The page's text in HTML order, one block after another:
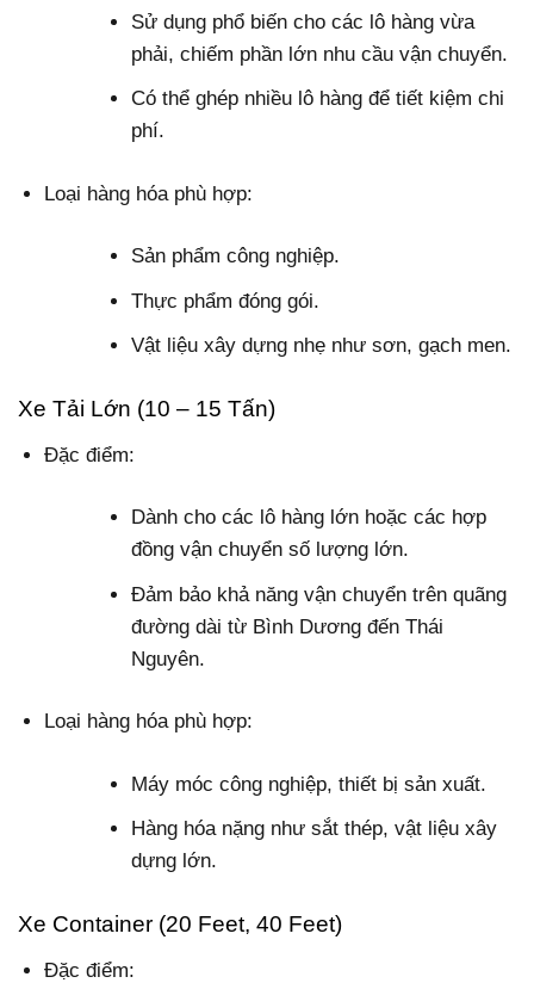
Sử dụng phổ biến cho các lô hàng vừa
phải, chiếm phần lớn nhu cầu vận chuyển.
Có thể ghép nhiều lô hàng để tiết kiệm chi
phí.
Loại hàng hóa phù hợp:
Sản phẩm công nghiệp.
Thực phẩm đóng gói.
Vật liệu xây dựng nhẹ như sơn, gạch men.
Xe Tải Lớn (10 – 15 Tấn)
Đặc điểm:
Dành cho các lô hàng lớn hoặc các hợp
đồng vận chuyển số lượng lớn.
Đảm bảo khả năng vận chuyển trên quãng
đường dài từ Bình Dương đến Thái
Nguyên.
Loại hàng hóa phù hợp:
Máy móc công nghiệp, thiết bị sản xuất.
Hàng hóa nặng như sắt thép, vật liệu xây
dựng lớn.
Xe Container (20 Feet, 40 Feet)
Đặc điểm: